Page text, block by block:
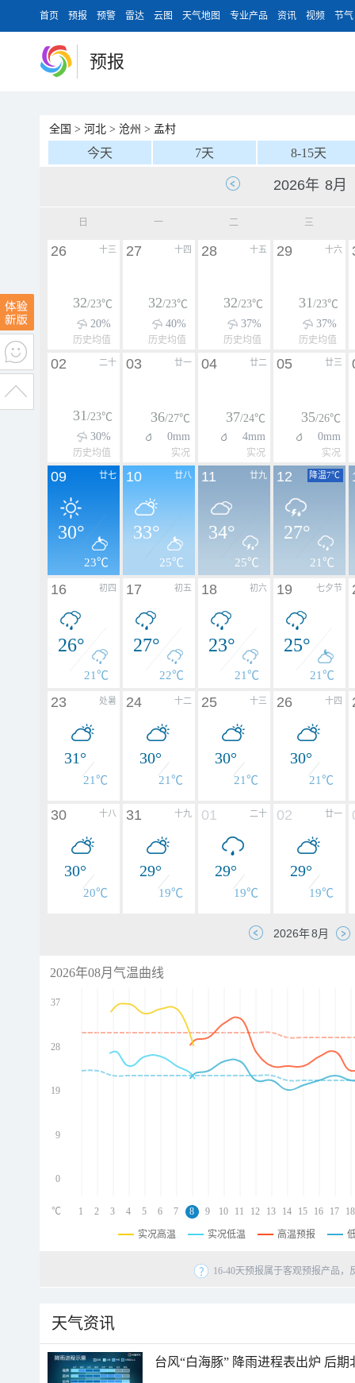
首页 预报 预警 雷达 云图 天气地图 专业产品 资讯 视频 节气
预报
全国 > 河北 > 沧州 > 孟村
今天 7天 8-15天
日 一 二 三
十三
26
32/23℃
20%
历史均值
十四
27
32/23℃
40%
历史均值
十五
28
32/23℃
37%
历史均值
十六
29
31/23℃
37%
历史均值
二十
02
31/23℃
30%
历史均值
廿一
03
36/27℃
0mm
实况
廿二
04
37/24℃
4mm
实况
廿三
05
35/26℃
0mm
实况
廿七
09
30°
23℃
廿八
10
33°
25℃
廿九
11
34°
25℃
降温7℃
12
27°
21℃
初四
16
26°
21℃
初五
17
27°
22℃
初六
18
23°
21℃
七夕节
19
25°
21℃
处暑
23
31°
21℃
十二
24
30°
21℃
十三
25
30°
21℃
十四
26
30°
21℃
十八
30
30°
20℃
十九
31
29°
19℃
二十
01
29°
19℃
廿一
02
29°
19℃
2026年08月气温曲线
37
28
19
9
0
1 2 3 4 5 6 7 8 9 10 11 12 13 14 15 16 17 18
℃
实况高温 实况低温 高温预报
16-40天预报属于客观预报产品
天气资讯
台风“白海豚” 降雨进程表出炉 后